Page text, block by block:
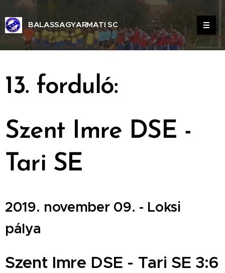
BALASSAGYARMATI SC
ALASSAGYARMATI SPORT CLUB
13. forduló:
Szent Imre DSE -
Tari SE
2019. november 09. - Loksi
pálya
Szent Imre DSE - Tari SE 3:6